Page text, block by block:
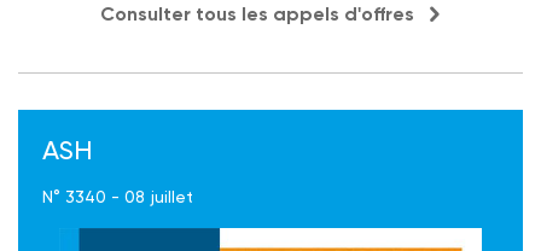
Consulter tous les appels d'offres
ASH
N° 3340 - 08 juillet